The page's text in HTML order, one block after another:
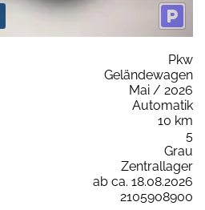
Pkw
Geländewagen
Mai / 2026
Automatik
10 km
5
Grau
Zentrallager
ab ca. 18.08.2026
2105908900